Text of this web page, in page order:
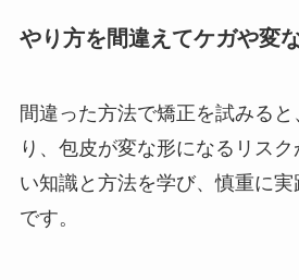
やり方を間違えてケガや変
間違った方法で矯正を試みる
り、包皮が変な形になるリス
い知識と方法を学び、慎重に
です。